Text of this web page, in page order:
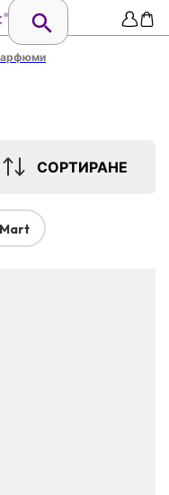
СОРТИРАНЕ
Mart